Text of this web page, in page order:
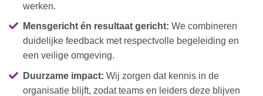
werken.
Mensgericht én resultaat gericht: We combineren
duidelijke feedback met respectvolle begeleiding en
een veilige omgeving.
Duurzame impact: Wij zorgen dat kennis in de
organisatie blijft, zodat teams en leiders deze blijven